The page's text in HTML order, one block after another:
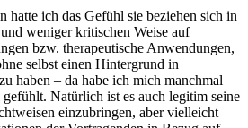
hatte ich das Gefühl sie beziehen sich in
weniger kritischen Weise auf
bzw. therapeutische Anwendungen,
selbst einen Hintergrund in
haben – da habe ich mich manchmal
Natürlich ist es auch legitim seine
einzubringen, aber vielleicht